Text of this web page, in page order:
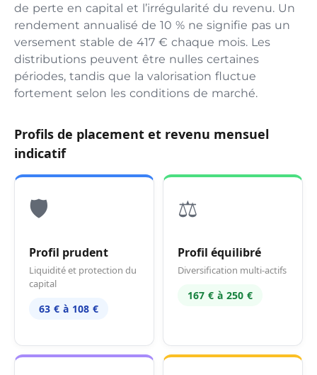
de perte en capital et l’irrégularité du revenu. Un
rendement annualisé de 10 % ne signifie pas un
versement stable de 417 € chaque mois. Les
distributions peuvent être nulles certaines
périodes, tandis que la valorisation fluctue
fortement selon les conditions de marché.
Profils de placement et revenu mensuel
indicatif
🛡️
Profil prudent
Liquidité et protection du
capital
63 € à 108 €
⚖️
Profil équilibré
Diversification multi-actifs
167 € à 250 €